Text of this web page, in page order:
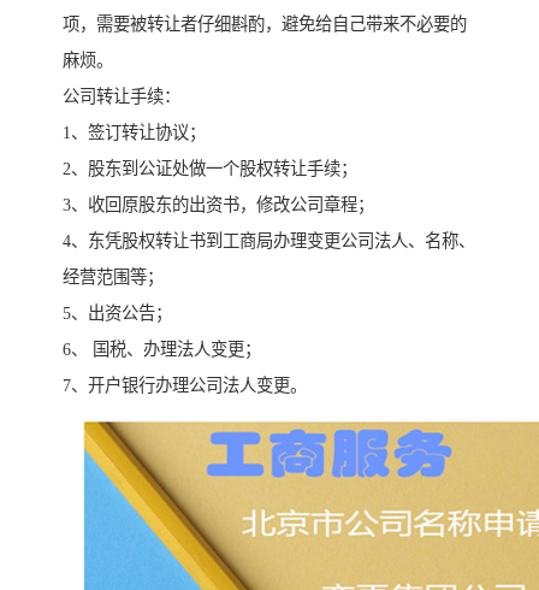
项，需要被转让者仔细斟酌，避免给自己带来不必要的
麻烦。
公司转让手续：
1、签订转让协议；
2、股东到公证处做一个股权转让手续；
3、收回原股东的出资书，修改公司章程；
4、东凭股权转让书到工商局办理变更公司法人、名称、
经营范围等；
5、出资公告；
6、 国税、办理法人变更；
7、开户银行办理公司法人变更。